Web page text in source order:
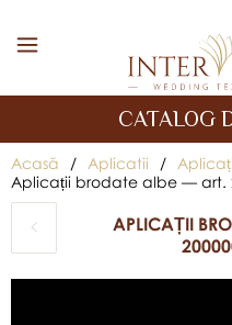
CATALOG
Acasă / Aplicatii /
Aplicații brodate albe — art.
APLICAȚII